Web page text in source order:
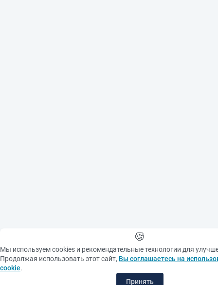
🍪
Мы используем cookies и рекомендательные технологии для
Продолжая использовать этот сайт, Вы соглашаетесь на
cookie.
Принять